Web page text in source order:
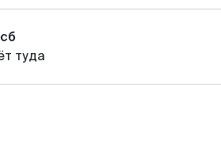
туда